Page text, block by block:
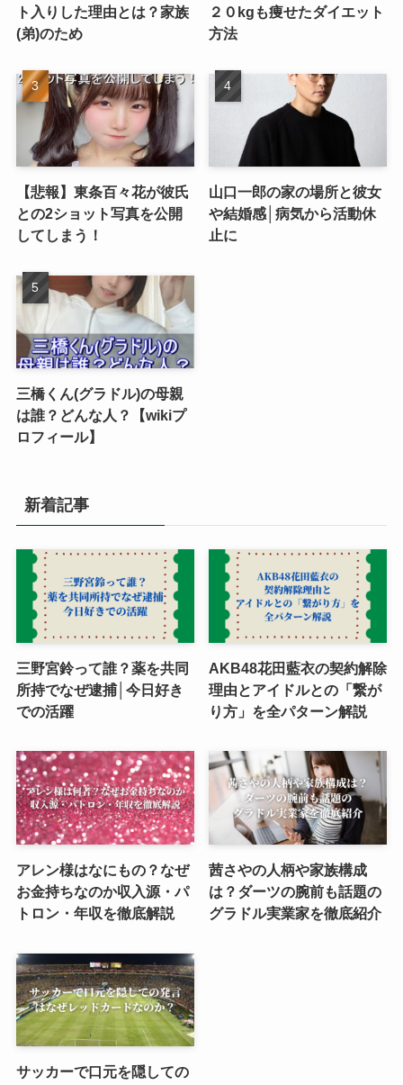
ト入りした理由とは？家族
(弟)のため
２０kgも痩せたダイエット
方法
【悲報】東条百々花が彼氏
との2ショット写真を公開
してしまう！
山口一郎の家の場所と彼女
や結婚感│病気から活動休
止に
三橋くん(グラドル)の母親
は誰？どんな人？【wikiプ
ロフィール】
新着記事
三野宮鈴って誰？薬を共同
所持でなぜ逮捕│今日好き
での活躍
AKB48花田藍衣の契約解除
理由とアイドルとの「繋が
り方」を全パターン解説
アレン様はなにもの？なぜ
お金持ちなのか収入源・パ
トロン・年収を徹底解説
茜さやの人柄や家族構成
は？ダーツの腕前も話題の
グラドル実業家を徹底紹介
サッカーで口元を隠しての